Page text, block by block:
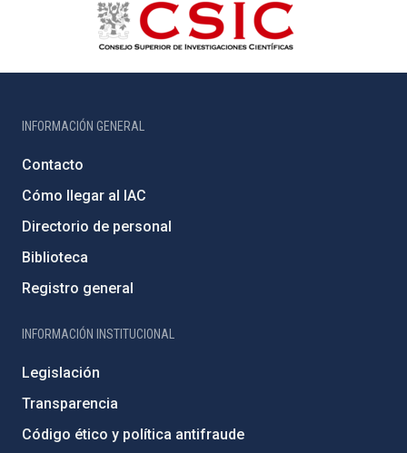
INFORMACIÓN GENERAL
Contacto
Cómo llegar al IAC
Directorio de personal
Biblioteca
Registro general
INFORMACIÓN INSTITUCIONAL
Legislación
Transparencia
Código ético y política antifraude